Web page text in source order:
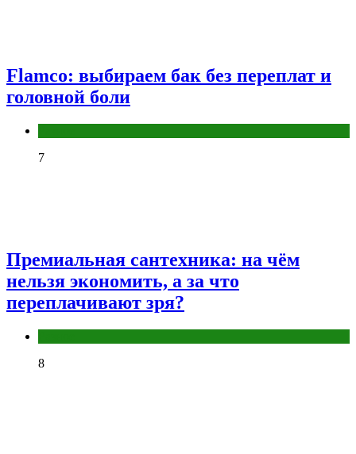
Flamco: выбираем бак без переплат и
головной боли
7
Премиальная сантехника: на чём
нельзя экономить, а за что
переплачивают зря?
8